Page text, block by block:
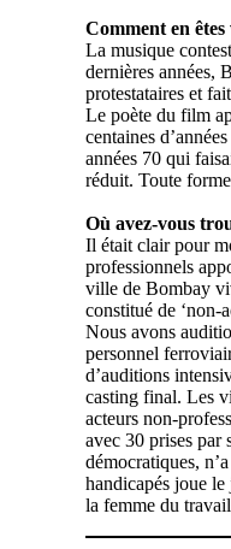
Comment en
La musique
dernières années,
protestataires et
Le poète du film
centaines
années 70 qui
réduit. Toute
Où avez-vous
Il était clair pour
professionnels
ville de Bombay
constitué de ‘non-
Nous avons
personnel
d’auditions
casting final. Les
acteurs non-
avec 30 prises par
démocratiques,
handicapés joue
la femme du